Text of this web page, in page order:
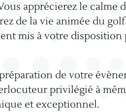
apprécierez le calme
de la vie animée du
mis à votre
de votre
privilégié à
et exceptionnel.